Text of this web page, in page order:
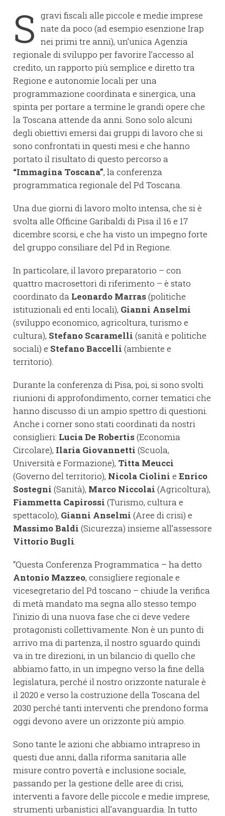
S gravi fiscali alle piccole e medie imprese
nate da poco (ad esempio esenzione Irap
nei primi tre anni), un’unica Agenzia
regionale di sviluppo per favorire l’accesso al
credito, un rapporto più semplice e diretto tra
Regione e autonomie locali per una
programmazione coordinata e sinergica, una
spinta per portare a termine le grandi opere che
la Toscana attende da anni. Sono solo alcuni
degli obiettivi emersi dai gruppi di lavoro che si
sono confrontati in questi mesi e che hanno
portato il risultato di questo percorso a
“Immagina Toscana”, la conferenza
programmatica regionale del Pd Toscana.
Una due giorni di lavoro molto intensa, che si è
svolta alle Officine Garibaldi di Pisa il 16 e 17
dicembre scorsi, e che ha visto un impegno forte
del gruppo consiliare del Pd in Regione.
In particolare, il lavoro preparatorio – con
quattro macrosettori di riferimento – è stato
coordinato da Leonardo Marras(politiche
istituzionali ed enti locali), Gianni Anselmi
(sviluppo economico, agricoltura, turismo e
cultura), Stefano Scaramelli (sanità e politiche
sociali) e Stefano Baccelli (ambiente e
territorio).
Durante la conferenza di Pisa, poi, si sono svolti
riunioni di approfondimento, corner tematici che
hanno discusso di un ampio spettro di questioni.
Anche i corner sono stati coordinati da nostri
consiglieri: Lucia De Robertis(Economia
Circolare), Ilaria Giovannetti (Scuola,
Università e Formazione), Titta Meucci
(Governo del territorio), Nicola Ciolini e Enrico
Sostegni (Sanità), Marco Niccolai (Agricoltura),
Fiammetta Capirossi (Turismo, cultura e
spettacolo), Gianni Anselmi (Aree di crisi) e
Massimo Baldi (Sicurezza) insieme all’assessore
Vittorio Bugli.
“Questa Conferenza Programmatica – ha detto
Antonio Mazzeo, consigliere regionale e
vicesegretario del Pd toscano – chiude la verifica
di metà mandato ma segna allo stesso tempo
l’inizio di una nuova fase che ci deve vedere
protagonisti collettivamente. Non è un punto di
arrivo ma di partenza, il nostro sguardo quindi
va in tre direzioni, in un bilancio di quello che
abbiamo fatto, in un impegno verso la fine della
legislatura, perché il nostro orizzonte naturale è
il 2020 e verso la costruzione della Toscana del
2030 perché tanti interventi che prendono forma
oggi devono avere un orizzonte più ampio.
Sono tante le azioni che abbiamo intrapreso in
questi due anni, dalla riforma sanitaria alle
misure contro povertà e inclusione sociale,
passando per la gestione delle aree di crisi,
interventi a favore delle piccole e medie imprese,
strumenti urbanistici all’avanguardia. In tutto